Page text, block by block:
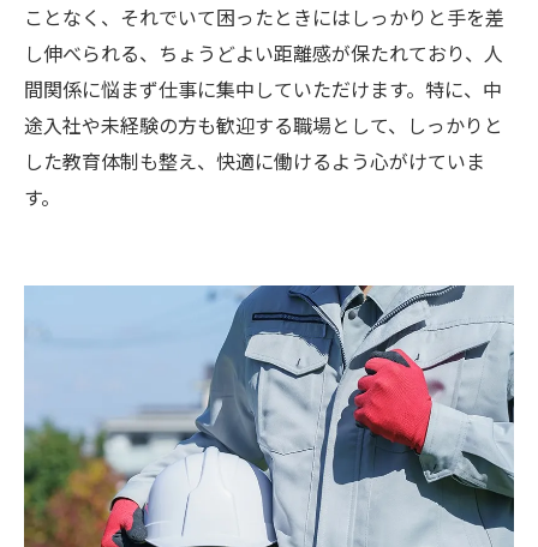
ことなく、それでいて困ったときにはしっかりと手を差
し伸べられる、ちょうどよい距離感が保たれており、人
間関係に悩まず仕事に集中していただけます。特に、中
途入社や未経験の方も歓迎する職場として、しっかりと
した教育体制も整え、快適に働けるよう心がけていま
す。